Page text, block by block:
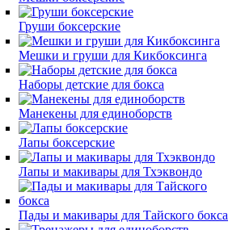
Груши боксерские
Мешки и груши для Кикбоксинга
Наборы детские для бокса
Манекены для единоборств
Лапы боксерские
Лапы и макивары для Тхэквондо
Пады и макивары для Тайского бокса